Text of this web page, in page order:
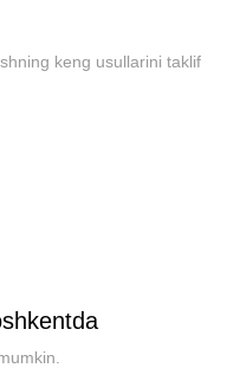
keng usullarini taklif